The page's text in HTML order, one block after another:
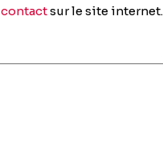
sur le site internet.